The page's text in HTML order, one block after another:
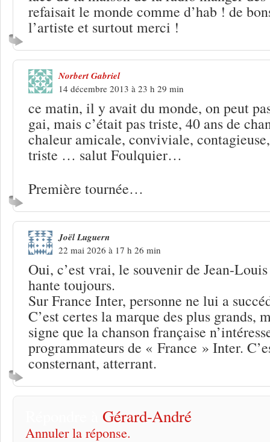
refaisait le monde comme d’hab ! de
l’artiste et surtout merci !
Norbert Gabriel
14 décembre 2013 à 23 h 29 min
ce matin, il y avait du monde, on peut
gai, mais c’était pas triste, 40 ans de
chaleur amicale, conviviale,
triste … salut Foulquier…
Première tournée…
Joël Luguern
22 mai 2026 à 17 h 26 min
Oui, c’est vrai, le souvenir de Jean-
hante toujours.
Sur France Inter, personne ne lui a
C’est certes la marque des plus grands,
signe que la chanson française
programmateurs de « France » Inter.
consternant, atterrant.
Gérard-André
Annuler la réponse.